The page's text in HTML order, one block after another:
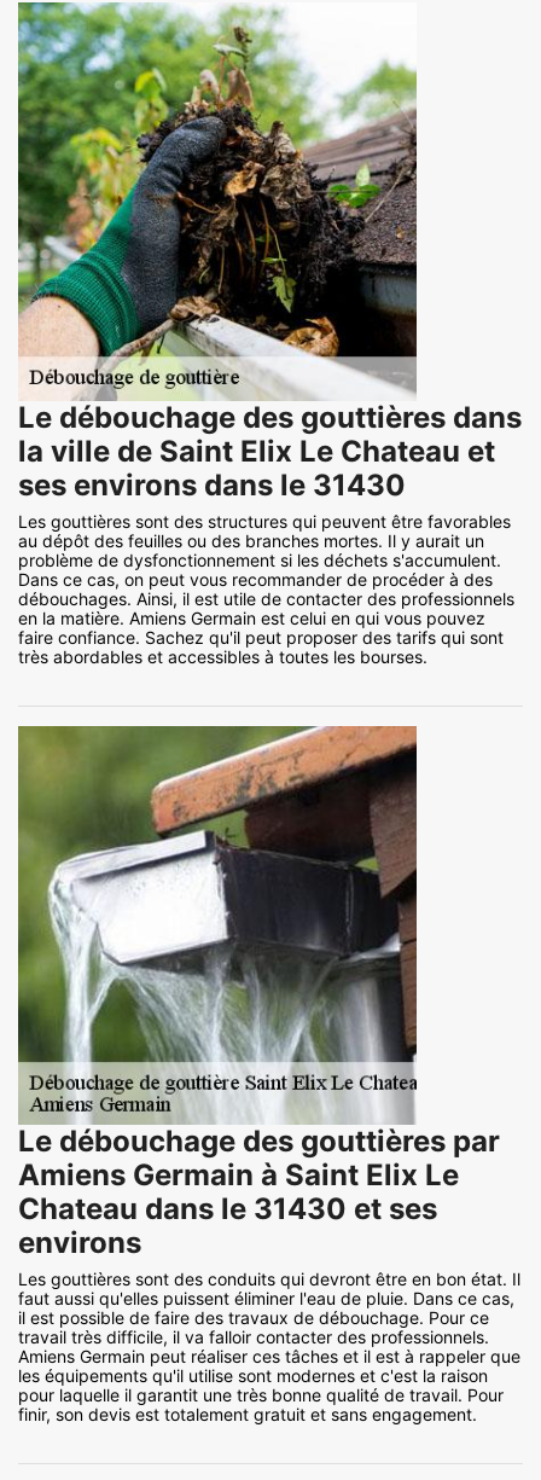
Le débouchage des gouttières dans
la ville de Saint Elix Le Chateau et
ses environs dans le 31430
Les gouttières sont des structures qui peuvent être favorables
au dépôt des feuilles ou des branches mortes. Il y aurait un
problème de dysfonctionnement si les déchets s'accumulent.
Dans ce cas, on peut vous recommander de procéder à des
débouchages. Ainsi, il est utile de contacter des professionnels
en la matière. Amiens Germain est celui en qui vous pouvez
faire confiance. Sachez qu'il peut proposer des tarifs qui sont
très abordables et accessibles à toutes les bourses.
Le débouchage des gouttières par
Amiens Germain à Saint Elix Le
Chateau dans le 31430 et ses
environs
Les gouttières sont des conduits qui devront être en bon état. Il
faut aussi qu'elles puissent éliminer l'eau de pluie. Dans ce cas,
il est possible de faire des travaux de débouchage. Pour ce
travail très difficile, il va falloir contacter des professionnels.
Amiens Germain peut réaliser ces tâches et il est à rappeler que
les équipements qu'il utilise sont modernes et c'est la raison
pour laquelle il garantit une très bonne qualité de travail. Pour
finir, son devis est totalement gratuit et sans engagement.